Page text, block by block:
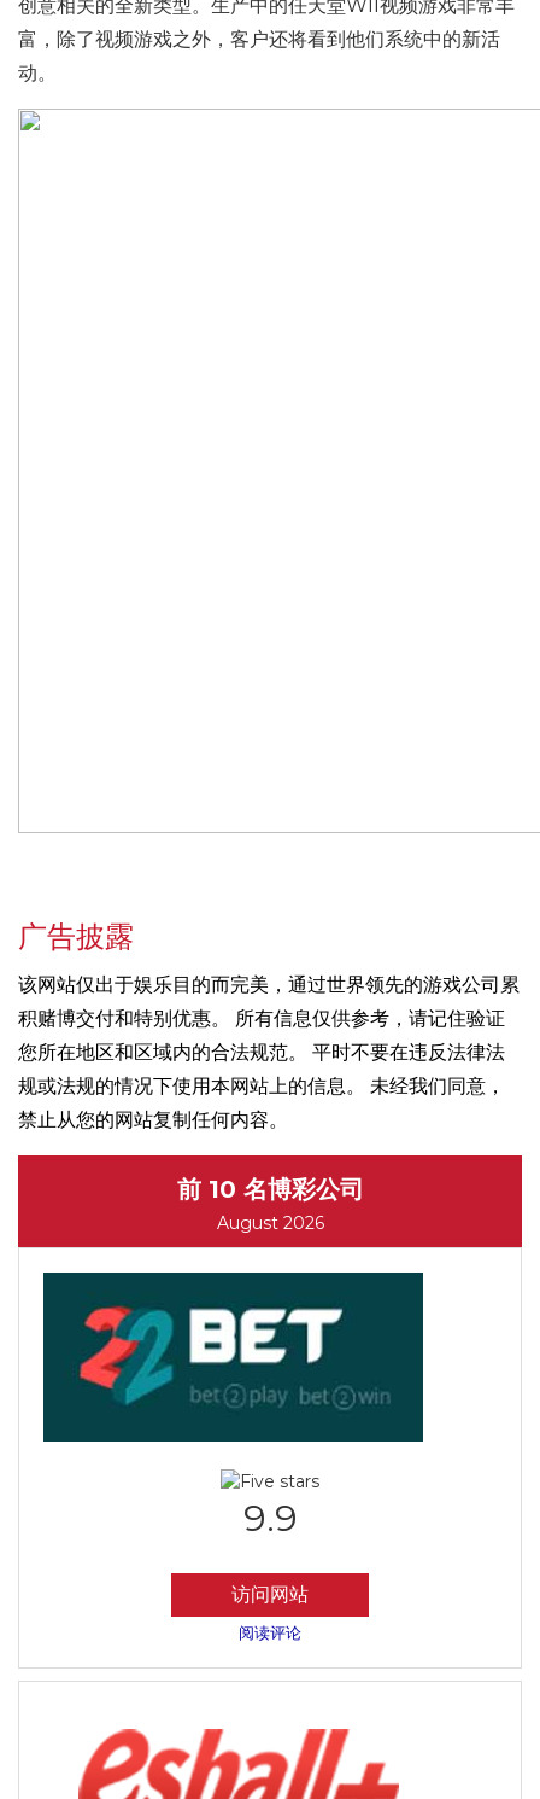
创意相关的全新类型。生产中的任天堂WII视频游戏非常丰
富，除了视频游戏之外，客户还将看到他们系统中的新活
动。
广告披露
该网站仅出于娱乐目的而完美，通过世界领先的游戏公司累
积赌博交付和特别优惠。 所有信息仅供参考，请记住验证
您所在地区和区域内的合法规范。 平时不要在违反法律法
规或法规的情况下使用本网站上的信息。 未经我们同意，
禁止从您的网站复制任何内容。
前 10 名博彩公司
August 2026
9.9
访问网站
阅读评论